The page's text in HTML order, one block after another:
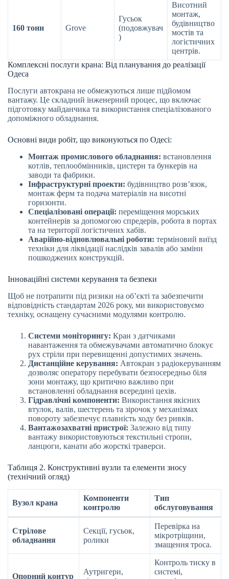
160 тонн Grove
Гусьок
(подовжувач
)
Висотний
монтаж,
будівництво
мостів та
логістичних
центрів.
Комплексні послуги крана: Від планування до реалізації
Одеса
Послуги автокрана не обмежуються лише підйомом
вантажу. Це складний інженерний процес, що включає
підготовку майданчика та використання спеціалізованого
допоміжного обладнання.
Основні види робіт, що виконуються по Одесі:
Монтаж промислового обладнання: встановлення
котлів, теплообмінників, цистерн та бункерів на
заводи та фабрики.
Інфраструктурні проекти: будівництво розв’язок,
монтаж ферм та подача матеріалів на висотні
горизонти.
Спеціалізовані операції: переміщення морських
контейнерів за допомогою спредерів, робота в портах
та на території логістичних хабів.
Аварійно-відновлювальні роботи: терміновий виїзд
техніки для ліквідації наслідків завалів або заміни
пошкоджених конструкцій.
Інноваційні системи керування та безпеки
Щоб не потрапити під ризики на об’єкті та забезпечити
відповідність стандартам 2026 року, ми використовуємо
техніку, оснащену сучасними модулями контролю.
Системи моніторингу: Кран з датчиками
навантаження та обмежувачами автоматично блокує
рух стріли при перевищенні допустимих значень.
Дистанційне керування: Автокран з радіокеруванням
дозволяє оператору перебувати безпосередньо біля
зони монтажу, що критично важливо при
встановленні обладнання всередині цехів.
Гідравлічні компоненти: Використання якісних
втулок, валів, шестерень та зірочок у механізмах
повороту забезпечує плавність ходу без ривків.
Вантажозахватні пристрої: Залежно від типу
вантажу використовуються текстильні стропи,
ланцюги, канати або жорсткі траверси.
Таблиця 2. Конструктивні вузли та елементи зносу
(технічний огляд)
Вузол крана
Компоненти
контролю
Тип
обслуговування
Стрілове
обладнання
Секції, гусьок,
ролики
Перевірка на
мікротріщини,
змащення троса.
Опорний контур
Аутригери,
Контроль тиску в
системі,